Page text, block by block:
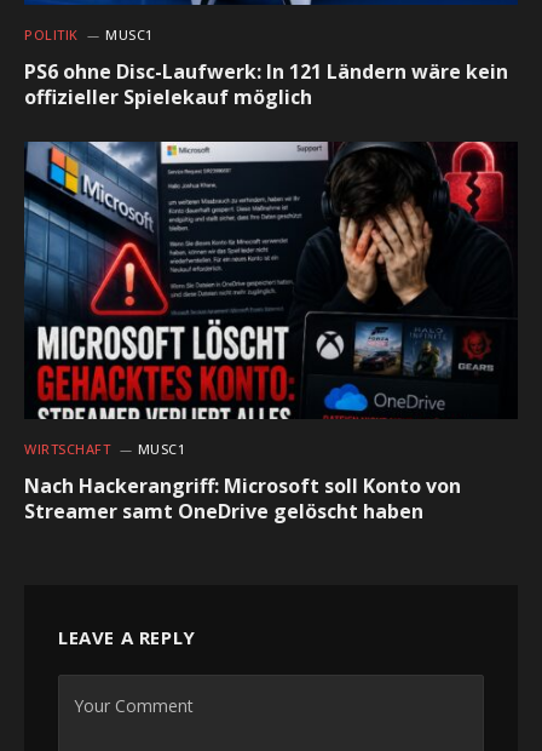
POLITIK MUSC1
PS6 ohne Disc-Laufwerk: In 121 Ländern wäre kein
offizieller Spielekauf möglich
WIRTSCHAFT MUSC1
Nach Hackerangriff: Microsoft soll Konto von
Streamer samt OneDrive gelöscht haben
LEAVE A REPLY